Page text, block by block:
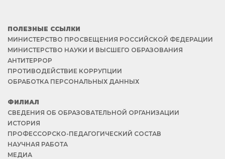
ПОЛЕЗНЫЕ ССЫЛКИ
МИНИСТЕРСТВО ПРОСВЕЩЕНИЯ РОССИЙСКОЙ ФЕДЕРАЦИИ
МИНИСТЕРСТВО НАУКИ И ВЫСШЕГО ОБРАЗОВАНИЯ
АНТИТЕРРОР
ПРОТИВОДЕЙСТВИЕ КОРРУПЦИИ
ОБРАБОТКА ПЕРСОНАЛЬНЫХ ДАННЫХ
ФИЛИАЛ
СВЕДЕНИЯ ОБ ОБРАЗОВАТЕЛЬНОЙ ОРГАНИЗАЦИИ
ИСТОРИЯ
ПРОФЕССОРСКО-ПЕДАГОГИЧЕСКИЙ СОСТАВ
НАУЧНАЯ РАБОТА
МЕДИА